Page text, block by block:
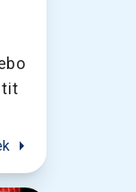
arrow_right